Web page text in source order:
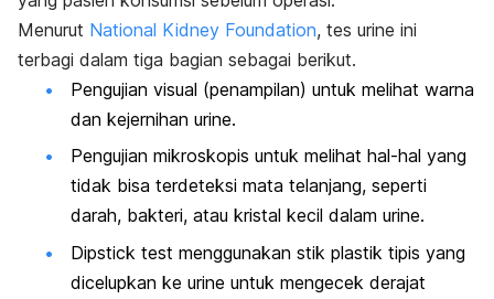
Menurut National Kidney Foundation, tes urine ini
terbagi dalam tiga bagian sebagai berikut.
Pengujian visual (penampilan) untuk melihat warna
dan kejernihan urine.
Pengujian mikroskopis untuk melihat hal-hal yang
tidak bisa terdeteksi mata telanjang, seperti
darah, bakteri, atau kristal kecil dalam urine.
Dipstick test menggunakan stik plastik tipis yang
dicelupkan ke urine untuk mengecek derajat